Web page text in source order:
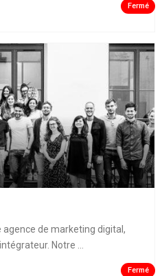
Fermé
de marketing digital,
Notre ...
Fermé